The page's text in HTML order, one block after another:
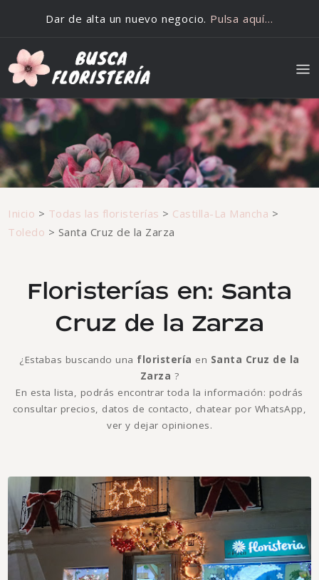
Dar de alta un nuevo negocio. Pulsa aquí…
Inicio > Todas las floristerías > Castilla-La Mancha >
Toledo > Santa Cruz de la Zarza
Floristerías en: Santa
Cruz de la Zarza
¿Estabas buscando una floristería en Santa Cruz de la
Zarza ?
En esta lista, podrás encontrar toda la información: podrás
consultar precios, datos de contacto, chatear por WhatsApp,
ver y dejar opiniones.